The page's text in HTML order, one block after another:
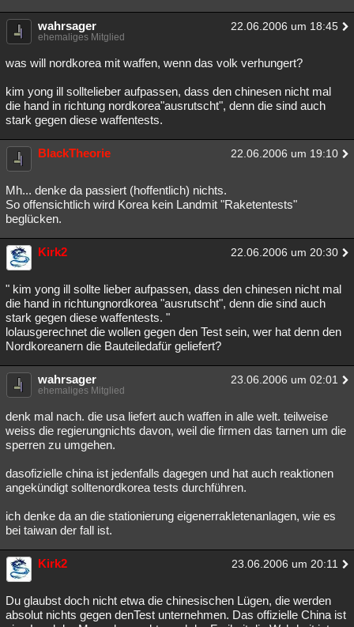
wahrsager 22.06.2006 um 18:45
ehemaliges Mitglied
was will nordkorea mit waffen, wenn das volk verhungert?
kim yong ill solltelieber aufpassen, dass den chinesen nicht mal
die hand in richtung nordkorea"ausrutscht", denn die sind auch
stark gegen diese waffentests.
BlackTheorie 22.06.2006 um 19:10
Mh... denke da passiert (hoffentlich) nichts.
So offensichtlich wird Korea kein Landmit "Raketentests"
beglücken.
Kirk2 22.06.2006 um 20:30
" kim yong ill sollte lieber aufpassen, dass den chinesen nicht mal
die hand in richtungnordkorea "ausrutscht", denn die sind auch
stark gegen diese waffentests. "
lolausgerechnet die wollen gegen den Test sein, wer hat denn den
Nordkoreanern die Bauteiledafür geliefert?
wahrsager 23.06.2006 um 02:01
ehemaliges Mitglied
denk mal nach. die usa liefert auch waffen in alle welt. teilweise
weiss die regierungnichts davon, weil die firmen das tarnen um die
sperren zu umgehen.
dasofizielle china ist jedenfalls dagegen und hat auch reaktionen
angekündigt solltenordkorea tests durchführen.
ich denke da an die stationierung eigenerrakletenanlagen, wie es
bei taiwan der fall ist.
Kirk2 23.06.2006 um 20:11
Du glaubst doch nicht etwa die chinesischen Lügen, die werden
absolut nichts gegen denTest unternehmen. Das offizielle China ist